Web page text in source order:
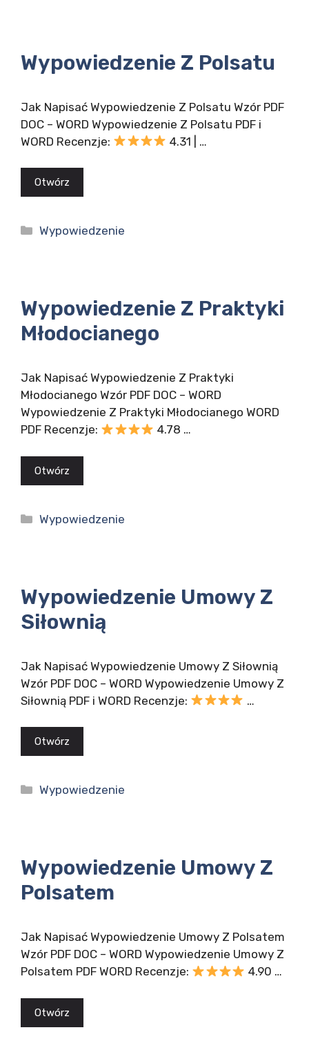
Wypowiedzenie Z Polsatu
Jak Napisać Wypowiedzenie Z Polsatu Wzór PDF
DOC – WORD Wypowiedzenie Z Polsatu PDF i
WORD Recenzje:
4.31 | …
Otwórz
Kategorie
Wypowiedzenie
Wypowiedzenie Z Praktyki
Młodocianego
Jak Napisać Wypowiedzenie Z Praktyki
Młodocianego Wzór PDF DOC – WORD
Wypowiedzenie Z Praktyki Młodocianego WORD
PDF Recenzje:
4.78 …
Otwórz
Kategorie
Wypowiedzenie
Wypowiedzenie Umowy Z
Siłownią
Jak Napisać Wypowiedzenie Umowy Z Siłownią
Wzór PDF DOC – WORD Wypowiedzenie Umowy Z
Siłownią PDF i WORD Recenzje:
…
Otwórz
Kategorie
Wypowiedzenie
Wypowiedzenie Umowy Z
Polsatem
Jak Napisać Wypowiedzenie Umowy Z Polsatem
Wzór PDF DOC – WORD Wypowiedzenie Umowy Z
Polsatem PDF WORD Recenzje:
4.90 …
Otwórz